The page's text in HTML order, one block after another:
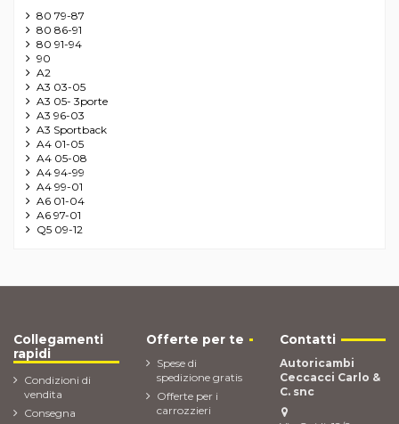
80 79-87
80 86-91
80 91-94
90
A2
A3 03-05
A3 05- 3porte
A3 96-03
A3 Sportback
A4 01-05
A4 05-08
A4 94-99
A4 99-01
A6 01-04
A6 97-01
Q5 09-12
Collegamenti
rapidi
Condizioni di
vendita
Consegna
Offerte per te
Spese di
spedizione gratis
Offerte per i
carrozzieri
Contatti
Autoricambi
Ceccacci Carlo &
C. snc